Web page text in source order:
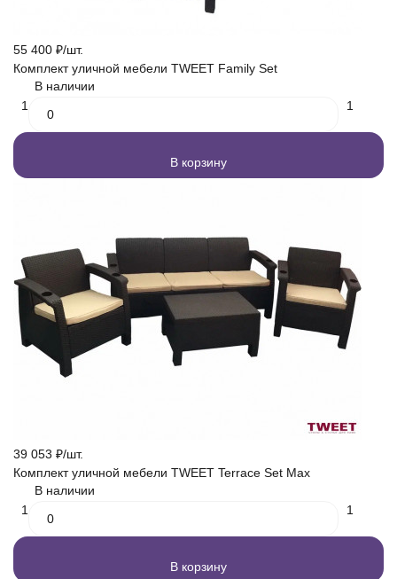
55 400 ₽/шт.
Комплект уличной мебели TWEET Family Set
В наличии
1
1
В корзину
39 053 ₽/шт.
Комплект уличной мебели TWEET Terrace Set Max
В наличии
1
1
В корзину